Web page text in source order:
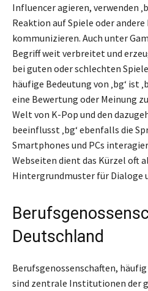
Influencer agieren, verwenden
Reaktion auf Spiele oder andere
kommunizieren. Auch unter
Begriff weit verbreitet und
bei guten oder schlechten
häufige Bedeutung von ‚bg‘ ist
eine Bewertung oder Meinung
Welt von K-Pop und den
beeinflusst ‚bg‘ ebenfalls die
Smartphones und PCs
Webseiten dient das Kürzel oft
Hintergrundmuster für Dialoge
Deutschland
Berufsgenossenschaften, häufig
sind zentrale Institutionen der